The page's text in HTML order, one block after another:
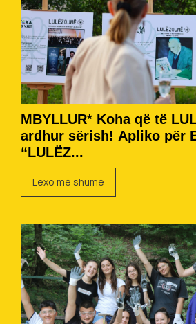
MBYLLUR* Koha që të
ardhur sërish! Apliko për
“LULËZ...
Lexo më shumë